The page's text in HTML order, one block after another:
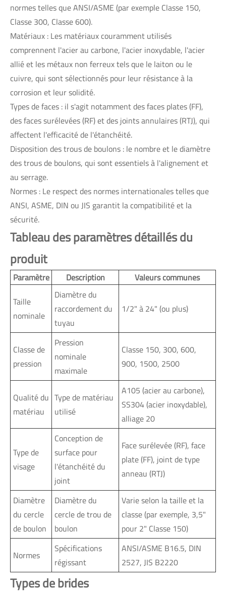
normes telles que ANSI/ASME (par exemple Classe 150,
Classe 300, Classe 600).
Matériaux : Les matériaux couramment utilisés
comprennent l'acier au carbone, l'acier inoxydable, l'acier
allié et les métaux non ferreux tels que le laiton ou le
cuivre, qui sont sélectionnés pour leur résistance à la
corrosion et leur solidité.
Types de faces : il s'agit notamment des faces plates (FF),
des faces surélevées (RF) et des joints annulaires (RTJ), qui
affectent l'efficacité de l'étanchéité.
Disposition des trous de boulons : le nombre et le diamètre
des trous de boulons, qui sont essentiels à l'alignement et
au serrage.
Normes : Le respect des normes internationales telles que
ANSI, ASME, DIN ou JIS garantit la compatibilité et la
sécurité.
Tableau des paramètres détaillés du
produit
Paramètre Description
Valeurs communes
Taille
nominale
Diamètre du
raccordement du
tuyau
1/2" à 24" (ou plus)
Classe de
pression
Pression
nominale
maximale
Classe 150, 300, 600,
900, 1500, 2500
Qualité du
matériau
Type de matériau
utilisé
A105 (acier au carbone),
SS304 (acier inoxydable),
alliage 20
Type de
visage
Conception de
surface pour
l'étanchéité du
joint
Face surélevée (RF), face
plate (FF), joint de type
anneau (RTJ)
Diamètre
du cercle
de boulon
Diamètre du
cercle de trou de
boulon
Varie selon la taille et la
classe (par exemple, 3,5"
pour 2" Classe 150)
Normes
Spécifications
régissant
ANSI/ASME B16.5, DIN
2527, JIS B2220
Types de brides